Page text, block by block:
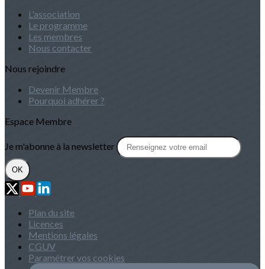
L'association
Le programme
Les membres
Nous contacter
Nous rejoindre
Devenir Membre
Pourquoi adhérer ?
Espace Membre
Je m'abonne à la newsletter
OK
Plan du site
Licences
Mentions légales
CGUV
Paramétrer vos cookies